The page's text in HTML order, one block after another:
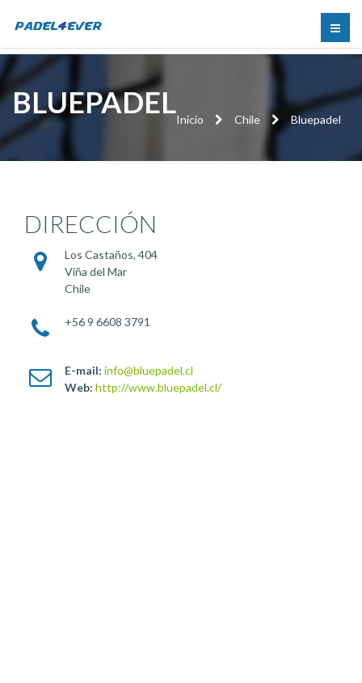
BLUEPADELInicio Chile Bluepadel
DIRECCIÓN
Los Castaños, 404
Viña del Mar
Chile
+56 9 6608 3791
E-mail: info@bluepadel.cl
Web: http://www.bluepadel.cl/